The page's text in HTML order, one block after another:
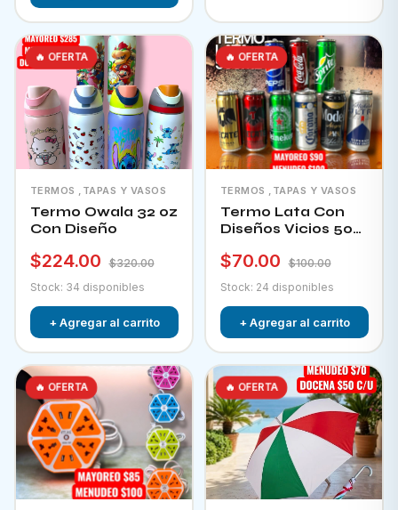
🔥 OFERTA
TERMOS ,TAPAS Y VASOS
Termo Owala 32 oz
Con Diseño
$224.00
$320.00
Stock: 34 disponibles
+ Agregar al carrito
🔥 OFERTA
TERMOS ,TAPAS Y VASOS
Termo Lata Con
Diseños Vicios 500
$70.00
$100.00
Stock: 24 disponibles
+ Agregar al carrito
🔥 OFERTA 🔥 OFERTA